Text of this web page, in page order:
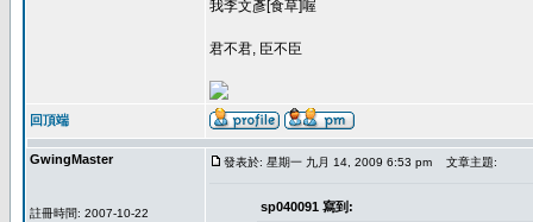
我李文彥[食草]喔
君不君, 臣不臣
回頂端
GwingMaster
註冊時間: 2007-10-22
發表於: 星期一 九月 14, 2009 6:53 pm 文章主題:
sp040091 寫到: